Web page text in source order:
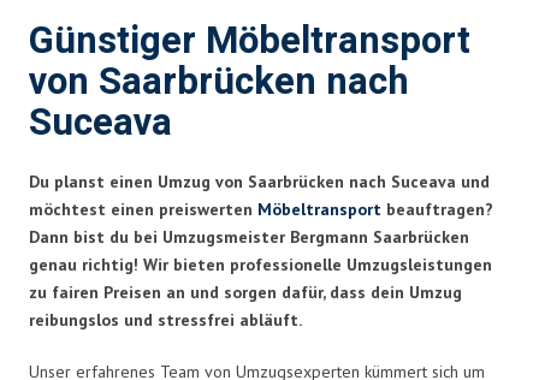
Günstiger Möbeltransport
von Saarbrücken nach
Suceava
Du planst einen Umzug von Saarbrücken nach Suceava und
möchtest einen preiswerten Möbeltransport beauftragen?
Dann bist du bei Umzugsmeister Bergmann Saarbrücken
genau richtig! Wir bieten professionelle Umzugsleistungen
zu fairen Preisen an und sorgen dafür, dass dein Umzug
reibungslos und stressfrei abläuft.
Unser erfahrenes Team von Umzugsexperten kümmert sich um